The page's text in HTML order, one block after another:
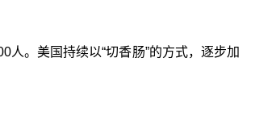
。美国持续以“切香肠”的方式，逐步加